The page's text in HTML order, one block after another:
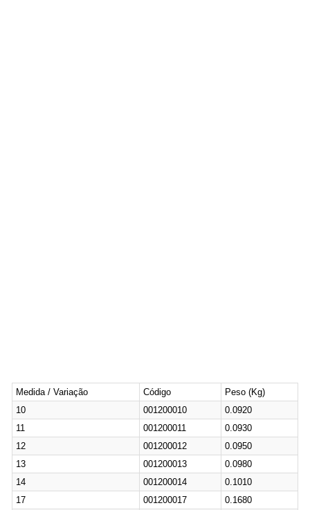
Medida / Variação Código
Peso (Kg)
10
001200010
0.0920
11
001200011
0.0930
12
001200012
0.0950
13
001200013
0.0980
14
001200014
0.1010
17
001200017
0.1680